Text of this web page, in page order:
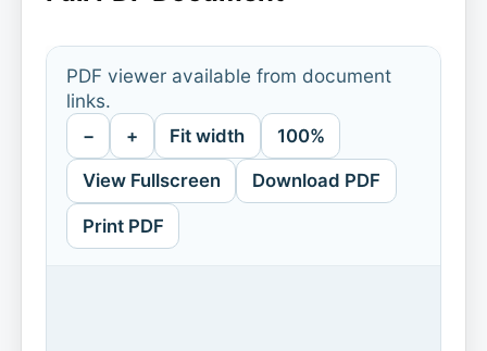
PDF viewer available from document
links.
− + Fit width 100%
View Fullscreen Download PDF
Print PDF